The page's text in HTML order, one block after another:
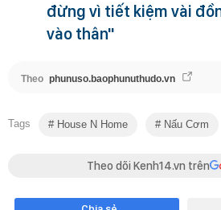
đừng vì tiết kiệm vài
vào thân"
Theo phunuso.baophunuthudo.vn
Tags House N Home Nấu Cơm
Theo dõi Kenh14.vn trên